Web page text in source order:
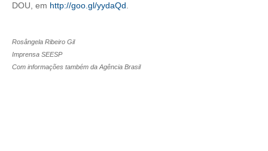
CONTRIBUIÇÃO SINDICAL URBANA
FGTS EXPURGOS
DOU, em http://goo.gl/yydaQd.
Rosângela Ribeiro Gil
Imprensa SEESP
Com informações também da Agência Brasil